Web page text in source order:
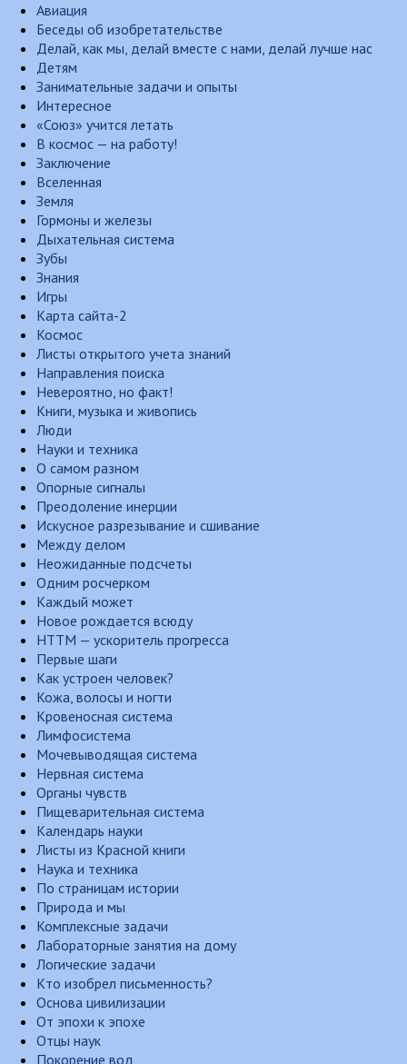
Авиация
Беседы об изобретательстве
Делай, как мы, делай вместе с нами, делай лучше нас
Детям
Занимательные задачи и опыты
Интересное
«Союз» учится летать
В космос — на работу!
Заключение
Вселенная
Земля
Гормоны и железы
Дыхательная система
Зубы
Знания
Игры
Карта сайта-2
Космос
Листы открытого учета знаний
Направления поиска
Невероятно, но факт!
Книги, музыка и живопись
Люди
Науки и техника
О самом разном
Опорные сигналы
Преодоление инерции
Искусное разрезывание и сшивание
Между делом
Неожиданные подсчеты
Одним росчерком
Каждый может
Новое рождается всюду
НТТМ — ускоритель прогресса
Первые шаги
Как устроен человек?
Кожа, волосы и ногти
Кровеносная система
Лимфосистема
Мочевыводящая система
Нервная система
Органы чувств
Пищеварительная система
Календарь науки
Листы из Красной книги
Наука и техника
По страницам истории
Природа и мы
Комплексные задачи
Лабораторные занятия на дому
Логические задачи
Кто изобрел письменность?
Основа цивилизации
От эпохи к эпохе
Отцы наук
Покорение вод